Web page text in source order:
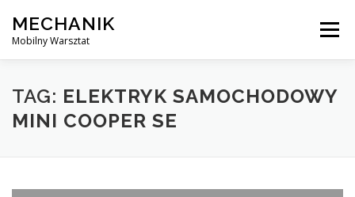
content
MECHANIK
Mobilny Warsztat
Menu
MOBILNY MECHANIK ELEKTRYK SAMOCHODOWY
TAG: ELEKTRYK SAMOCHODOWY
MINI COOPER SE